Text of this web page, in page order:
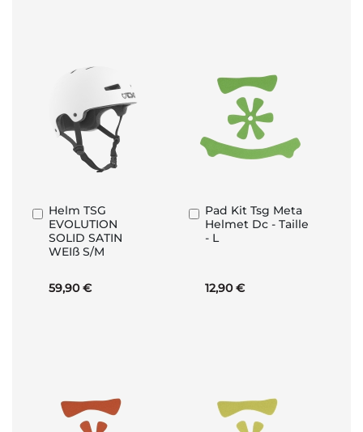
Helm TSG
EVOLUTION
SOLID SATIN
WEIß S/M
59,90 €
In
den
Warenkorb
Pad Kit Tsg Meta
Helmet Dc - Taille
- L
12,90 €
In
den
Warenkorb